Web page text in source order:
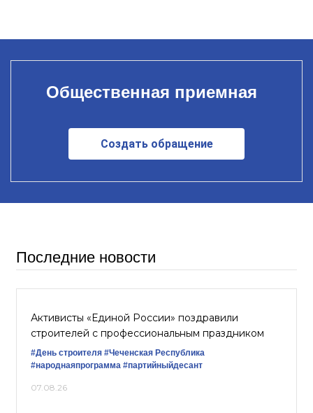
Общественная приемная
Создать обращение
Последние новости
Активисты «Единой России» поздравили
строителей с профессиональным праздником
#День строителя #Чеченская Республика
#народнаяпрограмма #партийныйдесант
07.08.26